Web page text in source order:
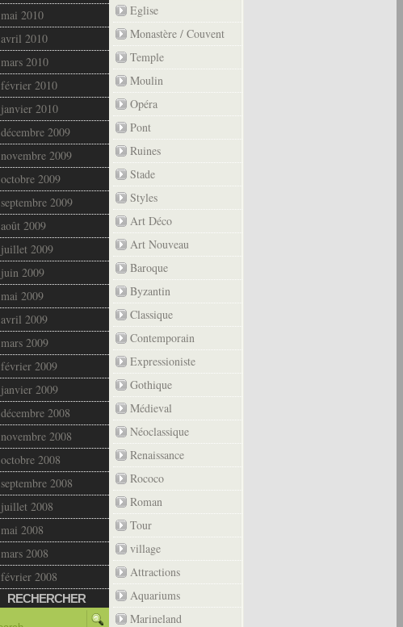
mai 2010
avril 2010
mars 2010
février 2010
janvier 2010
décembre 2009
novembre 2009
octobre 2009
septembre 2009
août 2009
juillet 2009
juin 2009
mai 2009
avril 2009
mars 2009
février 2009
janvier 2009
décembre 2008
novembre 2008
octobre 2008
septembre 2008
juillet 2008
mai 2008
mars 2008
février 2008
RECHERCHER
Eglise
Monastère / Couvent
Temple
Moulin
Opéra
Pont
Ruines
Stade
Styles
Art Déco
Art Nouveau
Baroque
Byzantin
Classique
Contemporain
Expressioniste
Gothique
Médieval
Néoclassique
Renaissance
Rococo
Roman
Tour
village
Attractions
Aquariums
Marineland